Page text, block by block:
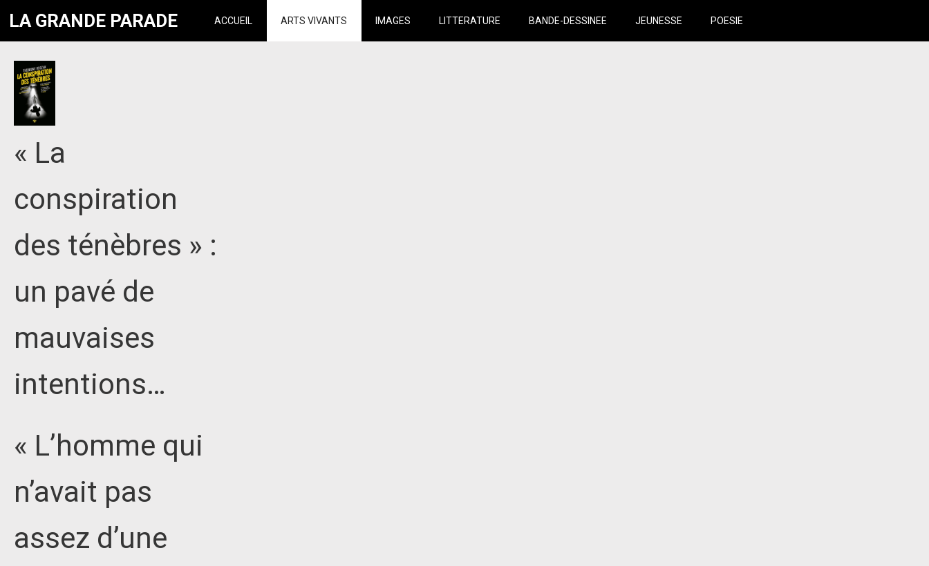
LA GRANDE PARADE ACCUEIL ARTS VIVANTS IMAGES LITTERATURE BANDE-DESSINEE JEUNESSE POESIE
« La
conspiration
des ténèbres » :
un pavé de
mauvaises
intentions…
« L’homme qui
n’avait pas
assez d’une